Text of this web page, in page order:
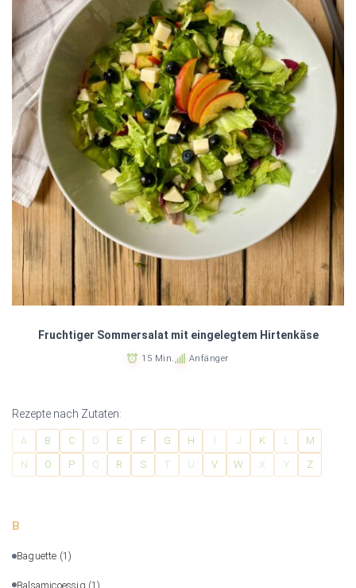
Fruchtiger Sommersalat mit eingelegtem Hirtenkäse
15 Min. Anfänger
Rezepte nach Zutaten:
A B C D E F G H I J K L
M
N
O P Q R S T U V W X Y Z
B
Baguette (1)
Balsamicoessig (1)